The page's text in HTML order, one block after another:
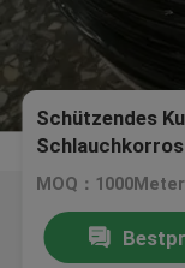
Schützendes
Zustimmung
MOQ：